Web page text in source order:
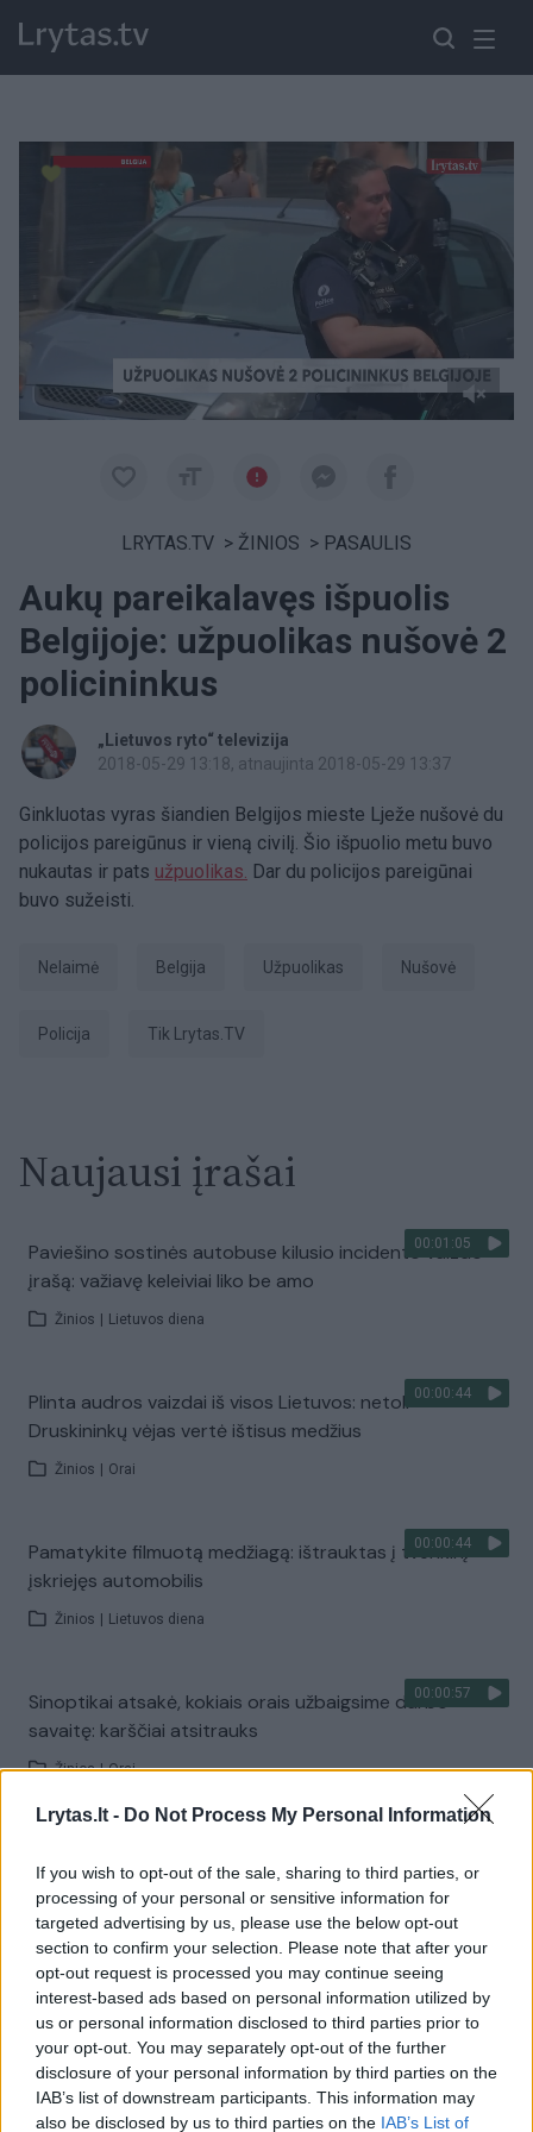
Lrytas.lt - Do Not Process My Personal Information
If you wish to opt-out of the sale, sharing to third parties, or
processing of your personal or sensitive information for
targeted advertising by us, please use the below opt-out
section to confirm your selection. Please note that after your
opt-out request is processed you may continue seeing
interest-based ads based on personal information utilized by
us or personal information disclosed to third parties prior to
your opt-out. You may separately opt-out of the further
disclosure of your personal information by third parties on the
IAB’s list of downstream participants. This information may
also be disclosed by us to third parties on the IAB’s List of
Paremkite Ukrainą
LRYTAS.TV > ŽINIOS > PASAULIS
Aukų pareikalavęs išpuolis
Belgijoje: užpuolikas nušovė 2
policininkus
„Lietuvos ryto“ televizija
2018-05-29 13:18, atnaujinta 2018-05-29 13:37
Ginkluotas vyras šiandien Belgijos mieste Lježe nušovė du
policijos pareigūnus ir vieną civilį. Šio išpuolio metu buvo
nukautas ir pats užpuolikas. Dar du policijos pareigūnai
buvo sužeisti.
Nelaimė Belgija užpuolikas nušovė
Policija tik Lrytas.TV
Naujausi įrašai
00:01:05
Paviešino sostinės autobuse kilusio incidento vaizdo
įrašą: važiavę keleiviai liko be amo
Žinios Lietuvos diena
00:00:44
Plinta audros vaizdai iš visos Lietuvos: netoli
Druskininkų vėjas vertė ištisus medžius
Žinios Orai
00:00:44
Pamatykite filmuotą medžiagą: ištrauktas į tvenkinį
įskriejęs automobilis
Žinios Lietuvos diena
00:00:57
Sinoptikai atsakė, kokiais orais užbaigsime darbo
savaitę: karščiai atsitrauks
Žinios | Orai
Žiūrimiausi įrašai
00:00:30
Vaizdai iš tragiškos avarijos Vilniaus r.: dviejų moterų ir
vaiko gyvybių išgelbėti nepavyko
Žinios | Lietuvos diena